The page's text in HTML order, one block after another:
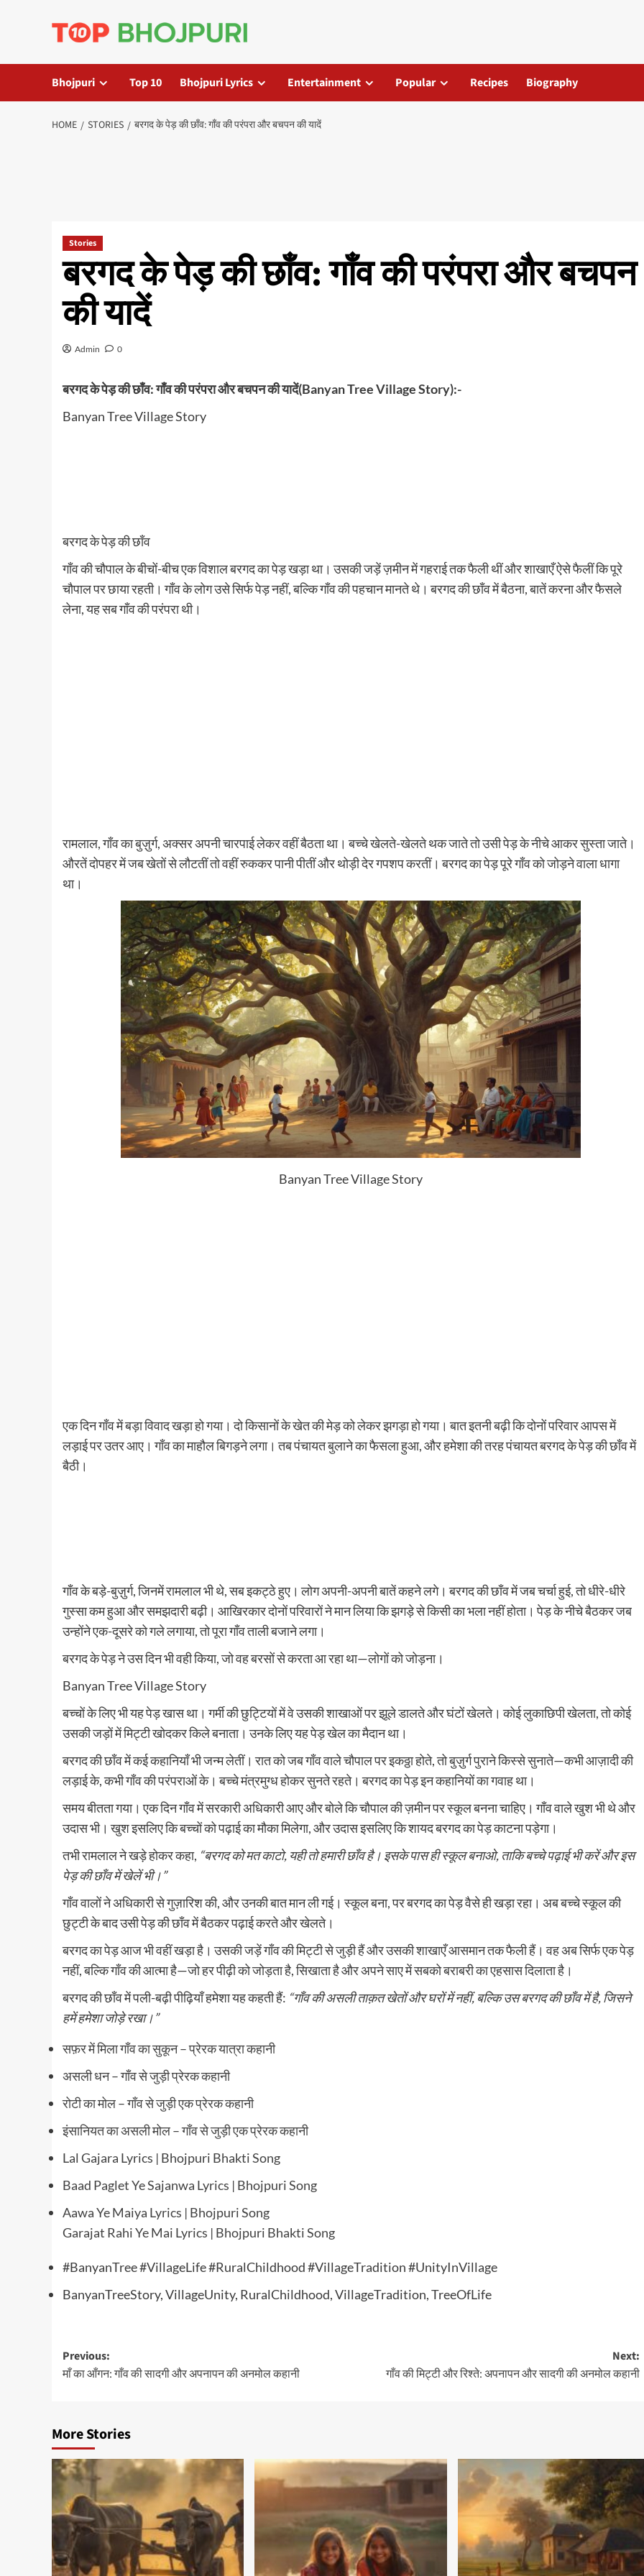
Bhojpuri Top 10 Bhojpuri Lyrics Entertainment Popular Recipes Biography
HOME STORIES बरगद के पेड़ की छाँव: गाँव की परंपरा और बचपन की यादें
Stories
बरगद के पेड़ की छाँव: गाँव की परंपरा और बचपन
की यादें
Admin 0
बरगद के पेड़ की छाँव: गाँव की परंपरा और बचपन की यादें(Banyan Tree Village Story):-
Banyan Tree Village Story
बरगद के पेड़ की छाँव
गाँव की चौपाल के बीचों-बीच एक विशाल बरगद का पेड़ खड़ा था। उसकी जड़ें ज़मीन में गहराई तक फैली थीं और शाखाएँ ऐसे फैलीं कि पूरे
चौपाल पर छाया रहती। गाँव के लोग उसे सिर्फ पेड़ नहीं, बल्कि गाँव की पहचान मानते थे। बरगद की छाँव में बैठना, बातें करना और फैसले
लेना, यह सब गाँव की परंपरा थी।
रामलाल, गाँव का बुज़ुर्ग, अक्सर अपनी चारपाई लेकर वहीं बैठता था। बच्चे खेलते-खेलते थक जाते तो उसी पेड़ के नीचे आकर सुस्ता जाते।
औरतें दोपहर में जब खेतों से लौटतीं तो वहीं रुककर पानी पीतीं और थोड़ी देर गपशप करतीं। बरगद का पेड़ पूरे गाँव को जोड़ने वाला धागा
था।
Banyan Tree Village Story
एक दिन गाँव में बड़ा विवाद खड़ा हो गया। दो किसानों के खेत की मेड़ को लेकर झगड़ा हो गया। बात इतनी बढ़ी कि दोनों परिवार आपस में
लड़ाई पर उतर आए। गाँव का माहौल बिगड़ने लगा। तब पंचायत बुलाने का फैसला हुआ, और हमेशा की तरह पंचायत बरगद के पेड़ की छाँव में
बैठी।
गाँव के बड़े-बुज़ुर्ग, जिनमें रामलाल भी थे, सब इकट्ठे हुए। लोग अपनी-अपनी बातें कहने लगे। बरगद की छाँव में जब चर्चा हुई, तो धीरे-धीरे
गुस्सा कम हुआ और समझदारी बढ़ी। आखिरकार दोनों परिवारों ने मान लिया कि झगड़े से किसी का भला नहीं होता। पेड़ के नीचे बैठकर जब
उन्होंने एक-दूसरे को गले लगाया, तो पूरा गाँव ताली बजाने लगा।
बरगद के पेड़ ने उस दिन भी वही किया, जो वह बरसों से करता आ रहा था—लोगों को जोड़ना।
Banyan Tree Village Story
बच्चों के लिए भी यह पेड़ खास था। गर्मी की छुट्टियों में वे उसकी शाखाओं पर झूले डालते और घंटों खेलते। कोई लुकाछिपी खेलता, तो कोई
उसकी जड़ों में मिट्टी खोदकर किले बनाता। उनके लिए यह पेड़ खेल का मैदान था।
बरगद की छाँव में कई कहानियाँ भी जन्म लेतीं। रात को जब गाँव वाले चौपाल पर इकठ्ठा होते, तो बुज़ुर्ग पुराने किस्से सुनाते—कभी आज़ादी की
लड़ाई के, कभी गाँव की परंपराओं के। बच्चे मंत्रमुग्ध होकर सुनते रहते। बरगद का पेड़ इन कहानियों का गवाह था।
समय बीतता गया। एक दिन गाँव में सरकारी अधिकारी आए और बोले कि चौपाल की ज़मीन पर स्कूल बनना चाहिए। गाँव वाले खुश भी थे और
उदास भी। खुश इसलिए कि बच्चों को पढ़ाई का मौका मिलेगा, और उदास इसलिए कि शायद बरगद का पेड़ काटना पड़ेगा।
तभी रामलाल ने खड़े होकर कहा, “बरगद को मत काटो, यही तो हमारी छाँव है। इसके पास ही स्कूल बनाओ, ताकि बच्चे पढ़ाई भी करें और इस
पेड़ की छाँव में खेलें भी।”
गाँव वालों ने अधिकारी से गुज़ारिश की, और उनकी बात मान ली गई। स्कूल बना, पर बरगद का पेड़ वैसे ही खड़ा रहा। अब बच्चे स्कूल की
छुट्टी के बाद उसी पेड़ की छाँव में बैठकर पढ़ाई करते और खेलते।
बरगद का पेड़ आज भी वहीं खड़ा है। उसकी जड़ें गाँव की मिट्टी से जुड़ी हैं और उसकी शाखाएँ आसमान तक फैली हैं। वह अब सिर्फ एक पेड़
नहीं, बल्कि गाँव की आत्मा है—जो हर पीढ़ी को जोड़ता है, सिखाता है और अपने साए में सबको बराबरी का एहसास दिलाता है।
बरगद की छाँव में पली-बढ़ी पीढ़ियाँ हमेशा यह कहती हैं: “गाँव की असली ताक़त खेतों और घरों में नहीं, बल्कि उस बरगद की छाँव में है, जिसने
हमें हमेशा जोड़े रखा।”
सफ़र में मिला गाँव का सुकून – प्रेरक यात्रा कहानी
असली धन – गाँव से जुड़ी प्रेरक कहानी
रोटी का मोल – गाँव से जुड़ी एक प्रेरक कहानी
इंसानियत का असली मोल – गाँव से जुड़ी एक प्रेरक कहानी
Lal Gajara Lyrics | Bhojpuri Bhakti Song
Baad Paglet Ye Sajanwa Lyrics | Bhojpuri Song
Aawa Ye Maiya Lyrics | Bhojpuri Song
Garajat Rahi Ye Mai Lyrics | Bhojpuri Bhakti Song
#BanyanTree #VillageLife #RuralChildhood #VillageTradition #UnityInVillage
BanyanTreeStory, VillageUnity, RuralChildhood, VillageTradition, TreeOfLife
Post
navigation
Previous:
माँ का आँगन: गाँव की सादगी और अपनापन की अनमोल कहानी
Next:
गाँव की मिट्टी और रिश्ते: अपनापन और सादगी की अनमोल कहानी
More Stories